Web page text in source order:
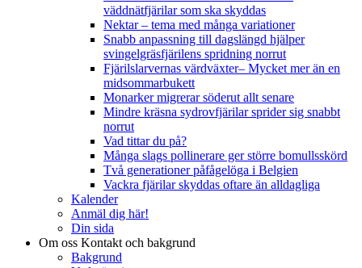
väddnätfjärilar som ska skyddas
Nektar – tema med många variationer
Snabb anpassning till dagslängd hjälper
svingelgräsfjärilens spridning norrut
Fjärilslarvernas värdväxter– Mycket mer än en
midsommarbukett
Monarker migrerar söderut allt senare
Mindre kräsna sydrovfjärilar sprider sig snabbt
norrut
Vad tittar du på?
Många slags pollinerare ger större bomullsskörd
Två generationer påfågelöga i Belgien
Vackra fjärilar skyddas oftare än alldagliga
Kalender
Anmäl dig här!
Din sida
Om oss Kontakt och bakgrund
Bakgrund